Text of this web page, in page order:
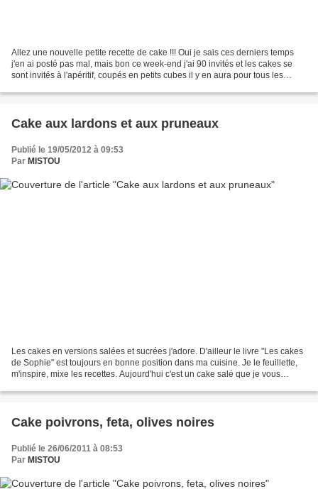
Allez une nouvelle petite recette de cake !!! Oui je sais ces derniers temps
j'en ai posté pas mal, mais bon ce week-end j'ai 90 invités et les cakes se
sont invités à l'apéritif, coupés en petits cubes il y en aura pour tous les
Cake aux lardons et aux pruneaux
Publié le 19/05/2012 à 09:53
Par MISTOU
Les cakes en versions salées et sucrées j'adore. D'ailleur le livre "Les cakes
de Sophie" est toujours en bonne position dans ma cuisine. Je le feuillette,
m'inspire, mixe les recettes. Aujourd'hui c'est un cake salé que je vous
Cake poivrons, feta, olives noires
Publié le 26/06/2011 à 08:53
Par MISTOU